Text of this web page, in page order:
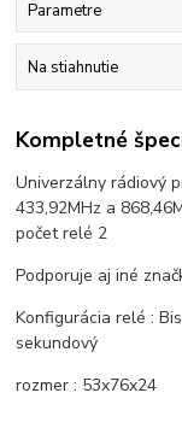
Parametre
Na stiahnutie
Kompletné
Univerzálny rádiový
433,92MHz a
počet relé 2
Podporuje aj iné
Konfigurácia relé :
sekundový
rozmer : 53x76x24